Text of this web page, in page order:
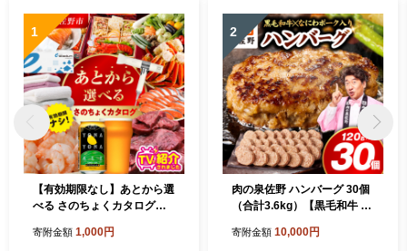
1
【有効期限なし】あとから選
べる さのちょくカタログ
佐野市 ふるさとギフト 4000
寄附金額 1,000円
2
肉の泉佐野 ハンバーグ 30個
（合計3.6kg）【黒毛和牛 な
小分け 冷凍 ストック 人気 総
寄附金額 10,000円